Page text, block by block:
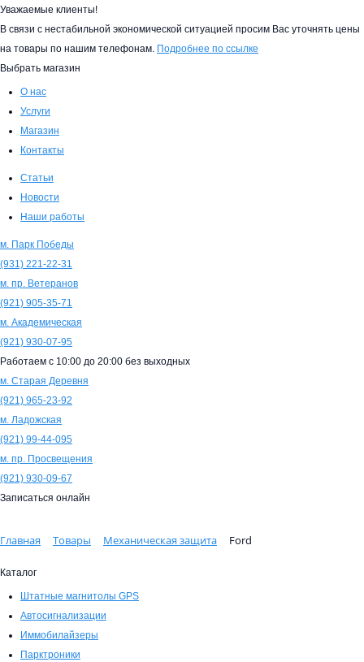
Уважаемые клиенты!
В связи с нестабильной экономической ситуацией просим Вас уточнять цены
на товары по нашим телефонам. Подробнее по ссылке
Выбрать магазин
О нас
Услуги
Магазин
Контакты
Статьи
Новости
Наши работы
м. Парк Победы
(931) 221-22-31
м. пр. Ветеранов
(921) 905-35-71
м. Академическая
(921) 930-07-95
Работаем с 10:00 до 20:00 без выходных
м. Старая Деревня
(921) 965-23-92
м. Ладожская
(921) 99-44-095
м. пр. Просвещения
(921) 930-09-67
Записаться онлайн
Главная Товары Механическая защита Ford
Каталог
Штатные магнитолы GPS
Автосигнализации
Иммобилайзеры
Парктроники